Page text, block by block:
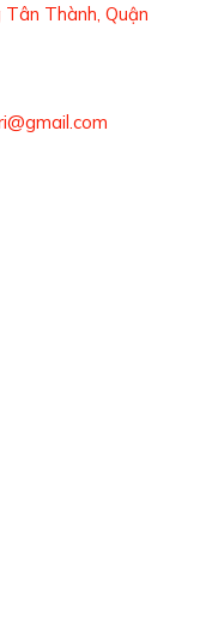
Thành, Quận